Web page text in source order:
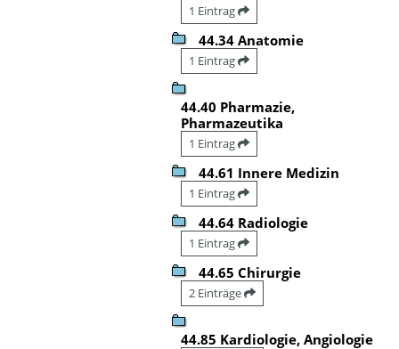
1 Eintrag
44.34 Anatomie
1 Eintrag
44.40 Pharmazie,
Pharmazeutika
1 Eintrag
44.61 Innere Medizin
1 Eintrag
44.64 Radiologie
1 Eintrag
44.65 Chirurgie
2 Einträge
44.85 Kardiologie, Angiologie